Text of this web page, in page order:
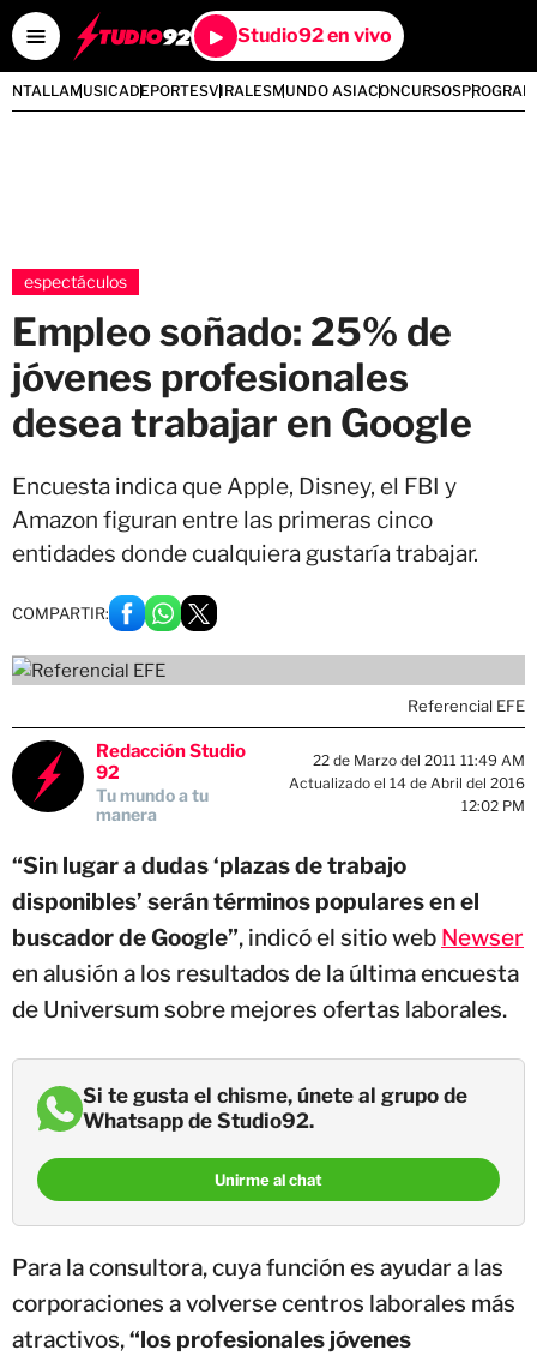
Studio92 en vivo
MUSICADEPORTESVIRALESMUNDO ASIACONCURSOS
espectáculos
Empleo soñado: 25% de
jóvenes profesionales
desea trabajar en Google
Encuesta indica que Apple, Disney, el FBI y
Amazon figuran entre las primeras cinco
entidades donde cualquiera gustaría trabajar.
COMPARTIR:
Referencial EFE
Redacción Studio
92
Tu mundo a tu
manera
22 de Marzo del 2011 11:49 AM
Actualizado el 14 de Abril del 2016
12:02 PM
“Sin lugar a dudas ‘plazas de trabajo
disponibles’ serán términos populares en el
buscador de Google”, indicó el sitio web Newser
en alusión a los resultados de la última encuesta
de Universum sobre mejores ofertas laborales.
Si te gusta el chisme, únete al grupo de
Whatsapp de Studio92.
Unirme al chat
Para la consultora, cuya función es ayudar a las
corporaciones a volverse centros laborales más
atractivos,“los profesionales jóvenes